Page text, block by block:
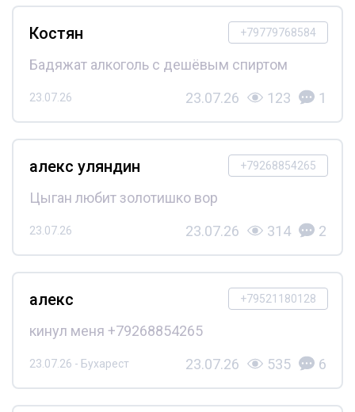
+79779768584
Костян
Бадяжат алкоголь с дешёвым спиртом
23.07.26 23.07.26 123 1
+79268854265
алекс уляндин
Цыган любит золотишко вор
23.07.26 23.07.26 314 2
+79521180128
алекс
кинул меня +79268854265
23.07.26 - Бухарест 23.07.26 535 6